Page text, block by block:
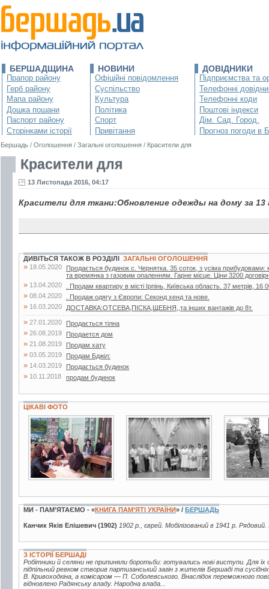
БЕРШАДЩИНА
Прапор району
Герб району
Мапа району
Дошка пошани
Паспорт району
Сторінками історії
НОВИНИ
Офіційні повідомлення
Суспільство
Культура
Політика
Спорт
Привітання
ДОВІДНИКИ
Підприємства та
Телефонні
Телефонні коди
Поштові індекси
Дім. Сад. Город.
Прогноз погоди в
Бершадь / Оголошення / Загальні оголошення / Красители для
Красители для
13 Листопада 2016, 04:17
Красители для ткани:Обновление одежды на дому за 13
ДИВІТЬСЯ ТАКОЖ В РОЗДІЛІ ЗАГАЛЬНІ ОГОЛОШЕННЯ
» 18.05.2020
Продається будинок с. Чернятка. 35 соток, з усіма прибудовами:
та времянка з газовим опаленням. Гарне місце. Ціни 3200
» 13.04.2020 . Продам квартиру в місті Ірпінь, Київська область. 37 метрів, 16
» 08.04.2020 . Продаж одягу з Європи: Секонд хенд та нове.
» 16.03.2020 ДОСТАВКА:ОТСЕВА,ПІСКА,ЩЕБНЯ,,та інших вантажів до 8т.
» 27.01.2020 Продається тілна
» 26.08.2019 Продается дом
» 21.08.2019 Продам хату
» 03.05.2019 Продам Бджiл:
» 14.03.2019 Продається будинок
» 10.11.2018 продам будинок
ЦІКАВІ ФОТО
3 фото 3 фото 3 фото
МИ - ПАМ’ЯТАЄМО - «КНИГА ПАМ’ЯТІ УКРАЇНИ» / БЕРШАДЬ
Канчик Яків Елішевич (1902) 1902 р., єврей. Мобілізований в 1941 р.
З ІСТОРІЇ БЕРШАДІ
Робітники й селяни не припиняли боротьби: готувались нові виступи. Для їх
підпільний ревком створив партизанський загін з жителів Бершаді та
В. Кривоходкіна, а комісаром — П. Соболевського. Внаслідок переможного
відновлено Радянську владу. Народна влада...